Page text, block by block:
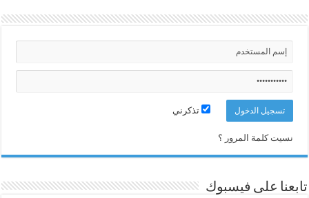
تذكرني
نسيت كلمة المرور ؟
تابعنا على فيسبوك